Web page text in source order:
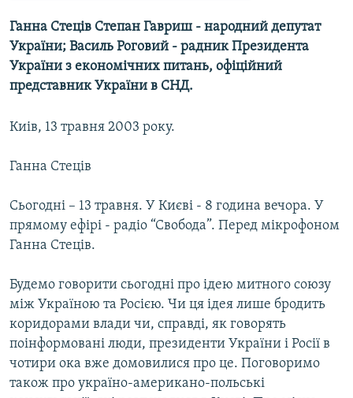
ФОТО
СПЕЦПРОЄКТИ
ПОДКАСТИ
КРИМ РЕАЛІЇ
КТАТ
Усі сайти RFE/RL
Ганна Стеців Степан Гавриш - народний депутат
України; Василь Роговий - радник Президента
України з економічних питань, офіційний
представник України в СНД.
Киів, 13 травня 2003 року.
Ганна Стеців
Сьогодні – 13 травня. У Києві - 8 година вечора. У
прямому ефірі - радіо “Свобода”. Перед мікрофоном
Ганна Стеців.
Будемо говорити сьогодні про ідею митного союзу
між Україною та Росією. Чи ця ідея лише бродить
коридорами влади чи, справді, як говорять
поінформовані люди, президенти України і Росії в
чотири ока вже домовилися про це. Поговоримо
також про україно-американо-польські